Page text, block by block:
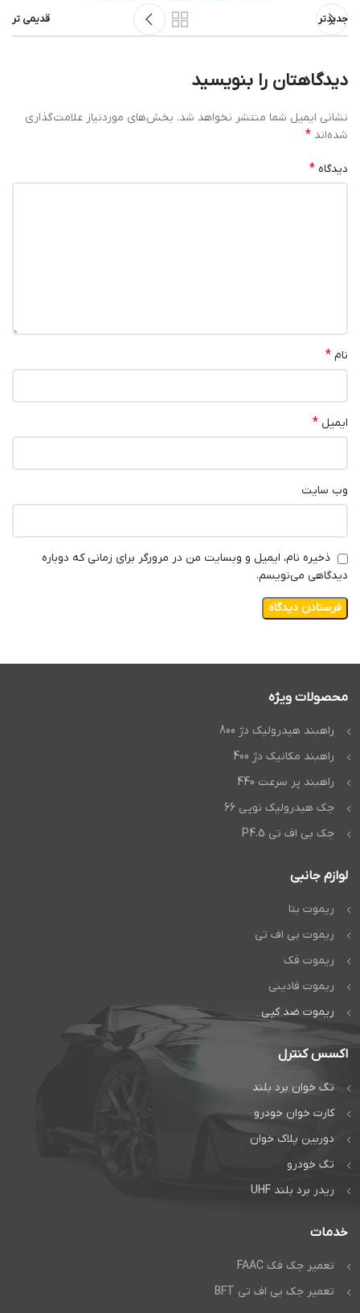
جدیدتر قدیمی تر
دیدگاهتان را بنویسید
نشانی ایمیل شما منتشر نخواهد شد. بخش‌های موردنیاز علامت‌گذاری
شده‌اند *
دیدگاه *
نام *
ایمیل *
وب‌ سایت
ذخیره نام، ایمیل و وبسایت من در مرورگر برای زمانی که دوباره
دیدگاهی می‌نویسم.
محصولات ویژه
راهبند هیدرولیک دژ 800
راهبند مکانیک دژ 400
راهبند پر سرعت 440
جک هیدرولیک نوپی 66
جک بی اف تی P4.5
لوازم جانبی
ریموت بتا
ریموت بی اف تی
ریموت فک
ریموت فادینی
ریموت ضد کپی
اکسس کنترل
تگ خوان برد بلند
کارت خوان خودرو
دوربین پلاک خوان
تگ خودرو
ریدر برد بلند UHF
خدمات
تعمیر جک فک FAAC
تعمیر جک بی اف تی BFT